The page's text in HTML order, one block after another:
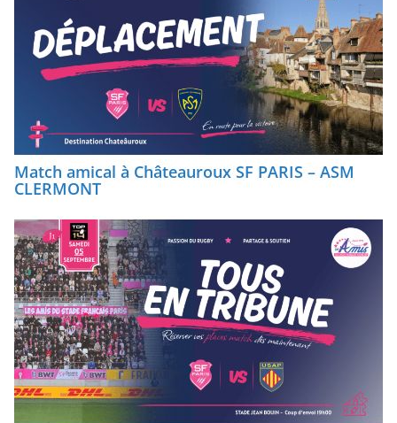
Match amical à Châteauroux SF PARIS – ASM
CLERMONT